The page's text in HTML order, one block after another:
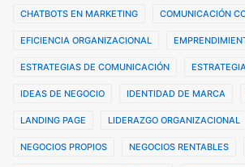
CHATBOTS EN MARKETING COMUNICACIÓN
EFICIENCIA ORGANIZACIONAL
ESTRATEGIAS DE COMUNICACIÓN
IDEAS DE NEGOCIO IDENTIDAD DE MARCA
LANDING PAGE LIDERAZGO ORGANIZACIONAL
NEGOCIOS PROPIOS NEGOCIOS RENTABLES